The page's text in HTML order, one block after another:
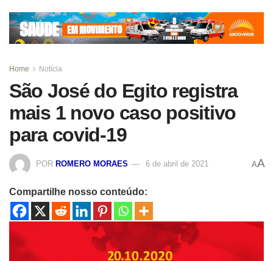
Home Notícia
São José do Egito registra
mais 1 novo caso positivo
para covid-19
POR ROMERO MORAES 6 de abril de 2021 AA
Compartilhe nosso conteúdo: